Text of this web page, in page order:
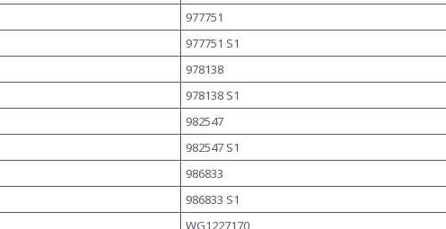
977751
977751 S1
978138
978138 S1
982547
982547 S1
986833
986833 S1
WG1227170